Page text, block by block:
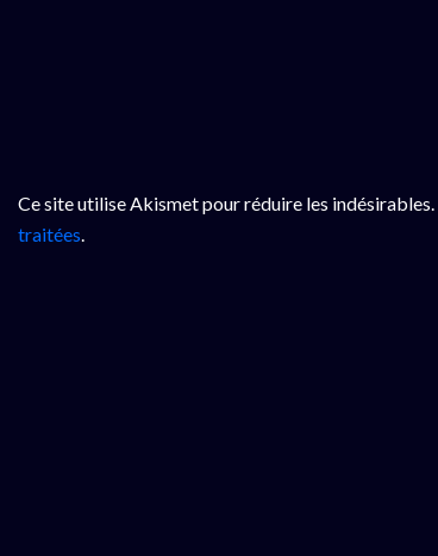
Ce site utilise Akismet pour réduire les indésirables.
traitées.